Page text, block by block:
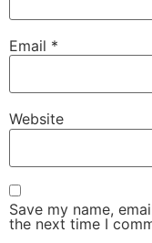
Email *
Website
Save my name,
the next time I